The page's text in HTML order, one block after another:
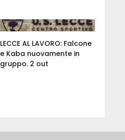
LECCE AL LAVORO: Falcone
e Kaba nuovamente in
gruppo. 2 out